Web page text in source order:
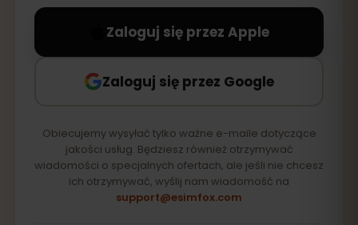
Zaloguj się przez Apple
Zaloguj się przez Google
Obiecujemy wysyłać tylko ważne e-maile dotyczące
jakości usług. Będziesz również otrzymywać
wiadomości o specjalnych ofertach, ale jeśli nie chcesz
ich otrzymywać, wyślij nam wiadomość na
support@esimfox.com